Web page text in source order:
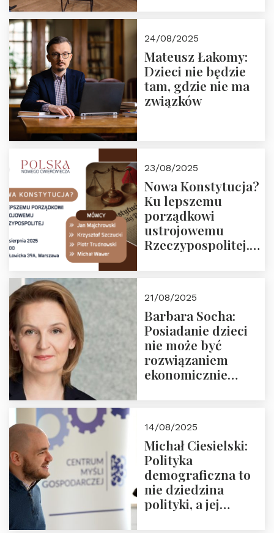
24/08/2025
Mateusz Łakomy:
Dzieci nie będzie
tam, gdzie nie ma
związków
23/08/2025
Nowa Konstytucja?
Ku lepszemu
porządkowi
ustrojowemu
Rzeczypospolitej.
Nowego
Ćwierćwiecza”
21/08/2025
Barbara Socha:
Posiadanie dzieci
nie może być
rozwiązaniem
ekonomicznie
14/08/2025
Michał Ciesielski:
Polityka
demograficzna to
nie dziedzina
polityki, a jej